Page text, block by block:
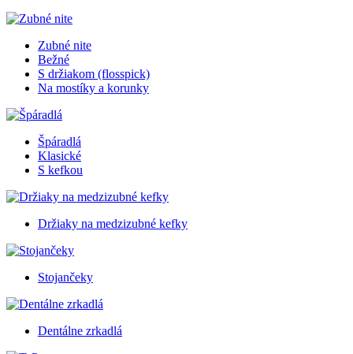
Zubné nite
Bežné
S držiakom (flosspick)
Na mostíky a korunky
Špáradlá
Klasické
S kefkou
Držiaky na medzizubné kefky
Stojančeky
Dentálne zrkadlá